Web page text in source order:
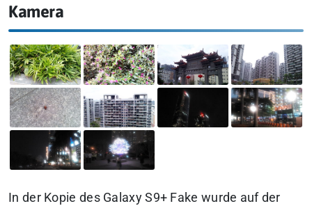
Kamera
In der Kopie des Galaxy S9+ Fake wurde auf der